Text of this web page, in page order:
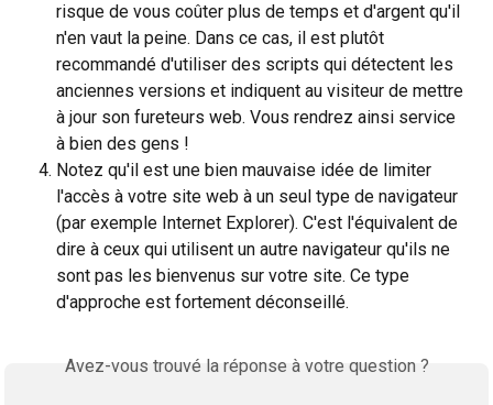
risque de vous coûter plus de temps et d'argent qu'il
n'en vaut la peine. Dans ce cas, il est plutôt
recommandé d'utiliser des scripts qui détectent les
anciennes versions et indiquent au visiteur de mettre
à jour son fureteurs web. Vous rendrez ainsi service
à bien des gens !
Notez qu'il est une bien mauvaise idée de limiter
l'accès à votre site web à un seul type de navigateur
(par exemple Internet Explorer). C'est l'équivalent de
dire à ceux qui utilisent un autre navigateur qu'ils ne
sont pas les bienvenus sur votre site. Ce type
d'approche est fortement déconseillé.
Avez-vous trouvé la réponse à votre question ?